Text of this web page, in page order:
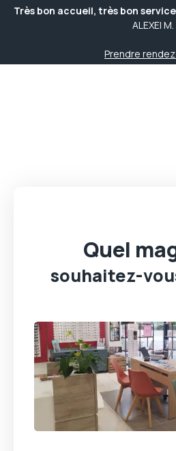
Très bon accueil, très bon
ALEXEI M.
Prendre
Quel
souhaitez-